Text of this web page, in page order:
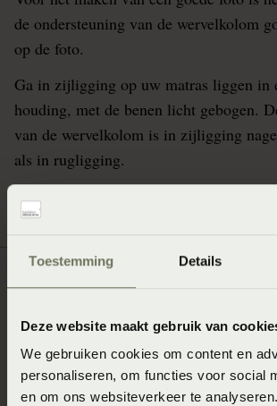
Toestemming Details
Deze website maakt gebruik van
We gebruiken cookies om content en
personaliseren, om functies voor social
en om ons websiteverkeer te
de ondersteuning van de wervelkolom
op de foto.
Ga in zijligging op uw matras liggen in
houding, met de benen licht gebogen.
van de wervelkolom is in zijligging
als in rugligging.